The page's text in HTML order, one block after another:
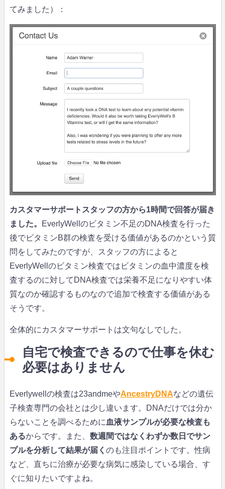
てみました）：
カスタマーサポートスタッフの方から1時間で回答が届き
ました。
EverlyWellのビタミン不足のDNA検査を行った
後でビタミンB群の検査を受ける価値があるのかという質
問をしてみたのですが、スタッフの方によると
EverlyWellのビタミン検査ではビタミンの血中濃度を検
査するのに対してDNA検査では栄養不足になりやすい体
質なのか確認するものなので追加で検査する価値がある
そうです。
全体的にカスタマーサポートは文句なしでした。
自宅で検査できるので仕事を休む
必要はありません
Everlywellの検査は23andmeやAncestryDNAなどの遺伝
子検査専門の会社とは少し違います。DNAだけでは分か
らないことを調べるために 血液サンプルが必要な検査も
あるからです。また、 数週間ではなくわずか数日でサン
プルを分析して結果が届く のも注目ポイントです。性病
など、直ちに治療が必要な病気に感染している場合、す
ぐに知りたいですよね。